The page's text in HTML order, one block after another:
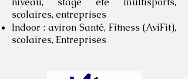
scolaires, entreprises
Indoor : aviron Santé, Fitness (AviFit),
scolaires, Entreprises